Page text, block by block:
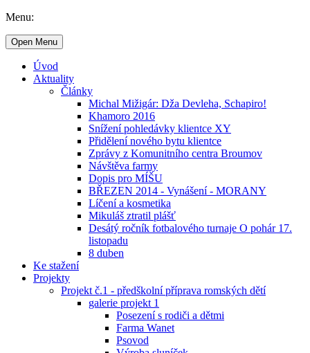
Menu:
Open Menu
Úvod
Aktuality
Články
Michal Mižigár: Dža Devleha, Schapiro!
Khamoro 2016
Snížení pohledávky klientce XY
Přidělení nového bytu klientce
Zprávy z Komunitního centra Broumov
Návštěva farmy
Dopis pro MÍŠU
BŘEZEN 2014 - Vynášení - MORANY
Líčení a kosmetika
Mikuláš ztratil plášť
Desátý ročník fotbalového turnaje O pohár 17.
listopadu
8 duben
Ke stažení
Projekty
Projekt č.1 - předškolní příprava romských dětí
galerie projekt 1
Posezení s rodiči a dětmi
Farma Wanet
Psovod